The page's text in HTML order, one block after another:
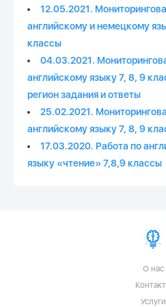
12.05.2021.
английскому и немецкому
классы
04.03.2021.
английскому языку 7, 8, 9
регион задания и ответы
25.02.2021.
английскому языку 7, 8, 9
17.03.2020. Работа по
языку «чтение» 7,8,9 классы
О нас
Услуги